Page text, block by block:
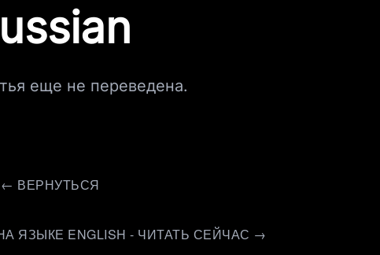
еще не переведена.
← ВЕРНУТЬСЯ
ЯЗЫКЕ ENGLISH - ЧИТАТЬ СЕЙЧАС →